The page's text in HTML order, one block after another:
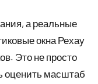
а реальные
окна Рехау
Это не просто
оценить масштаб